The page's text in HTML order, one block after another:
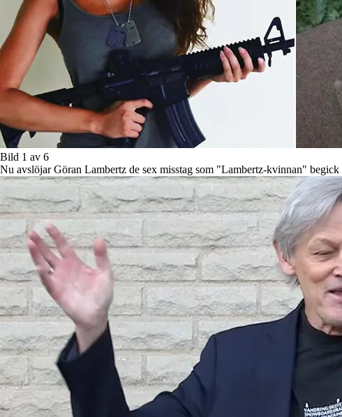
Bild 1 av 6
Nu avslöjar Göran Lambertz de sex misstag som "Lambertz-kvinnan"